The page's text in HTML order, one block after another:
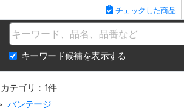
チェックした商品
Name
キーワード候補を表示する
テゴリ：1件
バンテージ